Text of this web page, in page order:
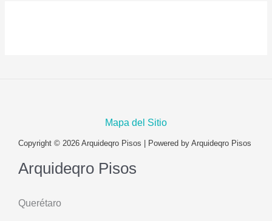
Mapa del Sitio
Copyright © 2026 Arquideqro Pisos | Powered by Arquideqro Pisos
Arquideqro Pisos
Querétaro